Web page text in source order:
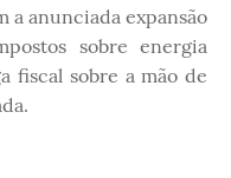
a anunciada expansão
sobre energia
fiscal sobre a mão de